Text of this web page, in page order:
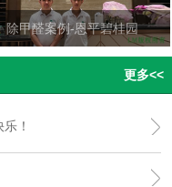
除甲醛案例-恩平碧桂园
更多<<
！